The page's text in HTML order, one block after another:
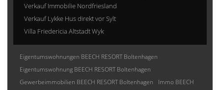
Verkauf Immobilie Nordfriesland
Verkauf Lykke Hus direkt vor Sylt
Villa Friedericia Altstadt Wyk
Eigentumswohnungen BEECH RESORT Boltenhagen
Eigentumswohnung BEECH RESORT Boltenhagen
Gewerbeimmobilien BEECH RESORT Boltenhagen
Immo BEECH